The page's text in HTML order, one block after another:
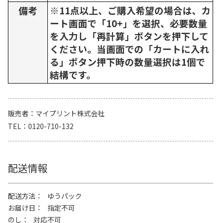
備考
※11点以上、ご購入希望の場合は、カ
ート画面で「10+」を選択、必要数量
を入力し「再計算」ボタンを押下して
ください。当画面での「カートに入れ
る」ボタン押下時の数量選択は1個で
結構です。
販売者
マイプリント株式会社
TEL
0120-710-132
配送情報
配送方法
ゆうパック
お届け日
指定不可
のし
対応不可